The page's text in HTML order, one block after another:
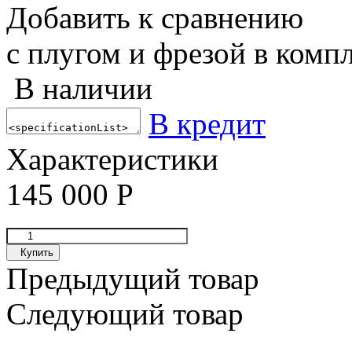
Добавить к сравнению
с плугом и фрезой в
В наличии
В кредит
Характеристики
145 000 Р
Купить
Предыдущий товар
Следующий товар